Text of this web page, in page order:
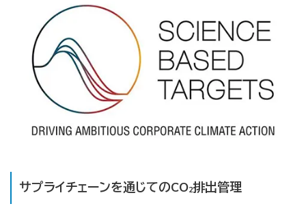
サプライチェーンを通じてのCO2排出管理